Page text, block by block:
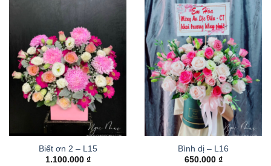
Biết ơn 2 – L15
1.100.000 ₫
Bình dị – L16
650.000 ₫